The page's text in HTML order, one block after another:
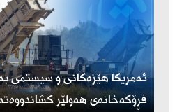
ئەمریكا هێزەكانی و سیستمی
فڕۆكەخانەی هەولێر